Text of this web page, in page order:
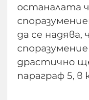
останалата
да се
драстично
параграф 5, в